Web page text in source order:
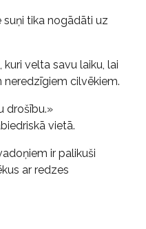
tika nogādāti uz
velta savu laiku, lai
cilvēkiem.
drošību.»
vietā.
ir palikuši
ar redzes